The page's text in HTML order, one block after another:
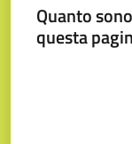
Quanto
questa